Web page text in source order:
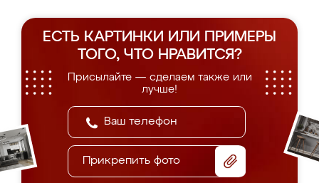
ЕСТЬ КАРТИНКИ ИЛИ ПРИМЕРЫ
ТОГО, ЧТО НРАВИТСЯ?
Присылайте — сделаем также или
лучше!
Прикрепить фото